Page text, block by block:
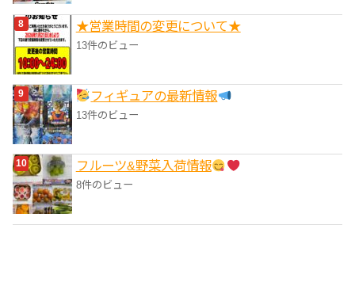
★営業時間の変更について★
13件のビュー
フィギュアの最新情報
13件のビュー
フルーツ&野菜入荷情報
8件のビュー